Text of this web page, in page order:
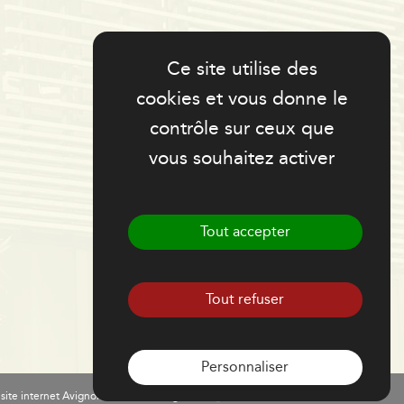
Politesse du Site
internet Avignon-
Ce site utilise des
cookies et vous donne le
contrôle sur ceux que
vous souhaitez activer
Tout accepter
Tout refuser
Personnaliser